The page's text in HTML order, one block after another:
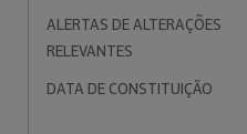
ALERTAS DE ALTERAÇÕES
RELEVANTES
DATA DE CONSTITUIÇÃO